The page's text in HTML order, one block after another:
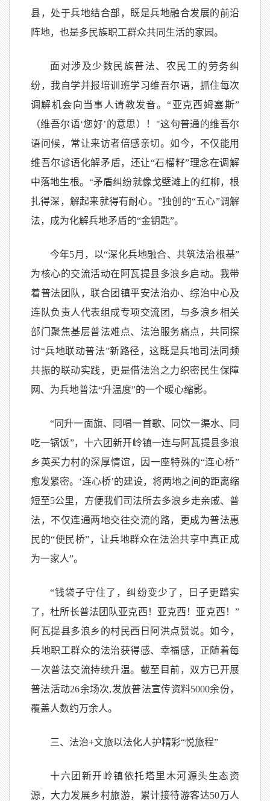
县，处于兵地结合部，既是兵地融合发展的前沿
阵地，也是多民族职工群众共同生活的家园。
面对涉及少数民族普法、农民工的劳务纠
纷，我自学并报培训班学习维吾尔语，抓住每次
调解机会向当事人请教发音。“亚克西姆塞斯”
（维吾尔语‘您好’的意思）！"这句普通的维吾尔
语问候，常让来访者倍感亲切。如今，不仅能用
维吾尔谚语化解矛盾，还让“石榴籽”理念在调解
中落地生根。“矛盾纠纷就像戈壁滩上的红柳，根
扎得深，解起来就得有耐心。”独创的“五心”调解
法，成为化解兵地矛盾的“金钥匙”。
今年5月，以“深化兵地融合、共筑法治根基”
为核心的交流活动在阿瓦提县多浪乡启动。我带
着普法团队，联合团镇平安法治办、综治中心及
连队负责人代表组成专项交流团，与多浪乡相关
部门聚焦基层普法难点、法治服务痛点，共同探
讨“兵地联动普法”新路径，这既是兵地司法同频
共振的联动实践，更是借法治之力织密民生保障
网、为兵地普法“升温度”的一个暖心缩影。
“同升一面旗、同唱一首歌、同饮一渠水、同
吃一锅饭”，十六团新开岭镇一连与阿瓦提县多浪
乡英买力村的深厚情谊，因一座特殊的“连心桥”
愈发紧密。‘连心桥’的建设，将两地之间的距离缩
短至5公里，方便我们司法所去多浪乡走亲戚、普
法，不仅连通两地交往交流的路，更成为普法惠
民的“便民桥”，让兵地群众在法治共享中真正成
为一家人”。
“钱袋子守住了，纠纷变少了，日子更踏实
了，杜所长普法团队亚克西！亚克西！亚克西！”
阿瓦提县多浪乡的村民西日阿洪点赞说。如今，
兵地职工群众的法治获得感、幸福感，正随着每
一次普法交流持续升温。截至目前，双方已开展
普法活动26余场次,发放普法宣传资料5000余份，
覆盖人数约万余人。
三、法治+文旅以法化人护精彩“悦旅程”
十六团新开岭镇依托塔里木河源头生态资
源，大力发展乡村旅游，累计接待游客达50万人